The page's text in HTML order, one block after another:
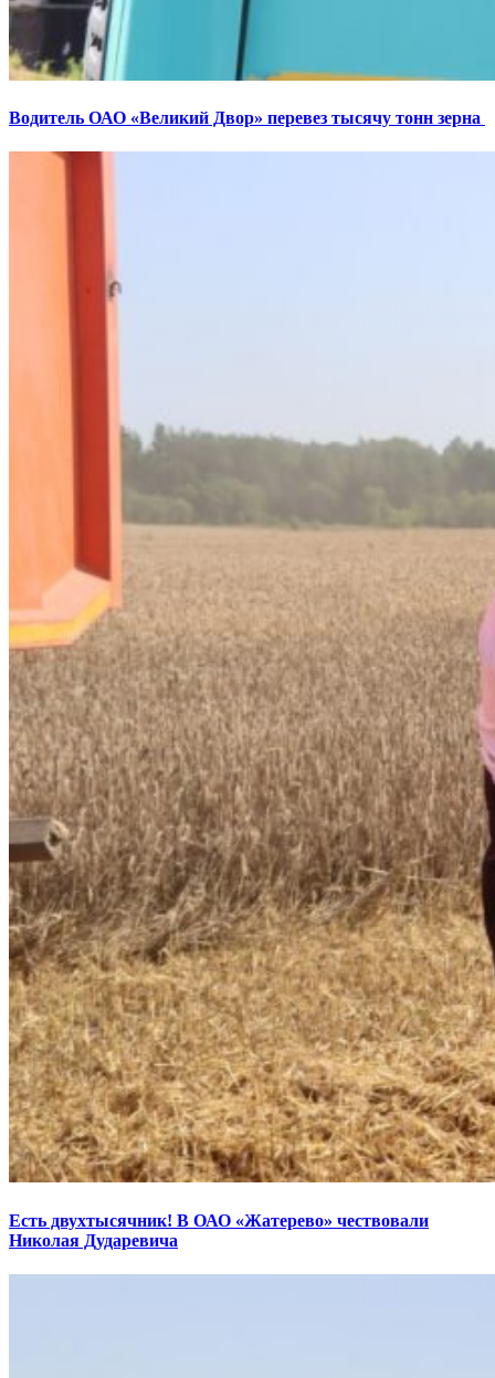
Водитель ОАО «Великий Двор» перевез тысячу тонн зерна
Есть двухтысячник! В ОАО «Жатерево» чествовали
Николая Дударевича